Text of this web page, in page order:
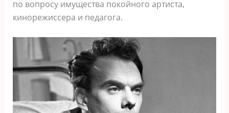
по вопросу имущества покойного артиста,
кинорежиссера и педагога.